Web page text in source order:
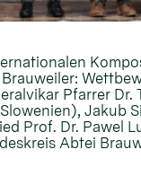
Pfarrer Dr.
Jakub
Prof. Dr. Pawel
Abtei